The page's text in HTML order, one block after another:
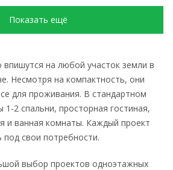
Показать ещё
впишутся на любой участок земли в
Несмотря на компактность, они
для проживания. В стандартном
1-2 спальни, просторная гостиная,
и ванная комнаты. Каждый проект
свои потребности.
выбор проектов одноэтажных